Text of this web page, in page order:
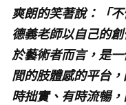
爽朗的笑著說：「
德義老師以自己的
於藝術者而言，是
間的肢體感的平台
時拙實、有時流暢